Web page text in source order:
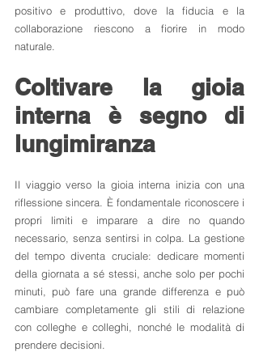
positivo e produttivo, dove la fiducia e la
collaborazione riescono a fiorire in modo
naturale.
Coltivare la gioia
interna è segno di
lungimiranza
Il viaggio verso la gioia interna inizia con una
riflessione sincera. È fondamentale riconoscere i
propri limiti e imparare a dire no quando
necessario, senza sentirsi in colpa. La gestione
del tempo diventa cruciale: dedicare momenti
della giornata a sé stessi, anche solo per pochi
minuti, può fare una grande differenza e può
cambiare completamente gli stili di relazione
con colleghe e colleghi, nonché le modalità di
prendere decisioni.